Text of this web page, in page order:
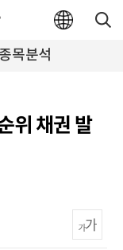
종목분석
위 채권 발